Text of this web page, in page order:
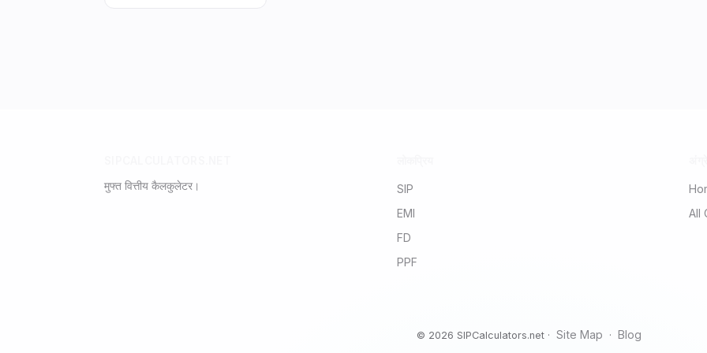
मुफ्त वित्तीय कैलकुलेटर।
SIP
EMI
FD
PPF
All
© 2026 SIPCalculators.net · Site Map · Blog